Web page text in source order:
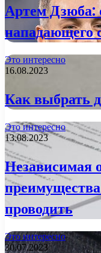
Артем Дзюба:
нападающего
Это интересно
16.08.2023
Как выбрать
Это интересно
13.08.2023
Независимая
преимущества
проводить
Это интересно
30.07.2023